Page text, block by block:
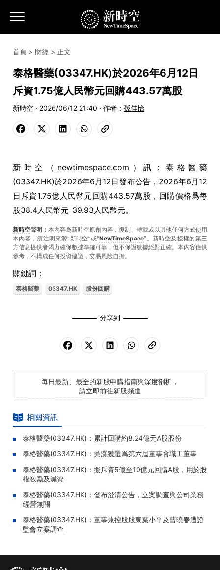
首頁 > 財經 > 正文
泰格醫藥(03347.HK)於2026年6月12日
斥資1.75億人民幣元回購443.57萬股
新時空 · 2026/06/12 21:40 · 作者： 孫佳怡
新時空（newtimespace.com）訊：泰格醫藥
(03347.HK)於2026年6月12日發布公告，2026年6月12
日斥資1.75億人民幣元回購443.57萬股，回購價格爲每
股38.4人民幣元-39.93人民幣元。
新時空聲明： 本內容爲新時空原創內容，復制、轉載或以其他任何方式使用
本內容，須注明來源“新時空”或“NewTimeSpace”。新時空及授權的第三
方信息提供者竭力確保數據準確可靠，但不保證數據絕對正確。本內容僅供
參考，不構成任何投資建議，交易風險自擔。
關鍵詞：
泰格醫藥 03347.HK 股份回購
分享到
每日最新、最全的新股申購指南與深度剖析，
請立即前往新股頻道
相關資訊
泰格醫藥(03347.HK)：累計回購約8.24億元A股股份
泰格醫藥(03347.HK)：吳灝獲選爲第六屆董事會職工董事
泰格醫藥(03347.HK)：擬斥資5億至10億元回購A股，用於股
權激勵及減資
泰格醫藥(03347.HK)：發布澄清公告，立案調查與公司業務
經營無關
泰格醫藥(03347.HK)：董事兼控股股東葉小平及曹曉春遭證
監會立案調查